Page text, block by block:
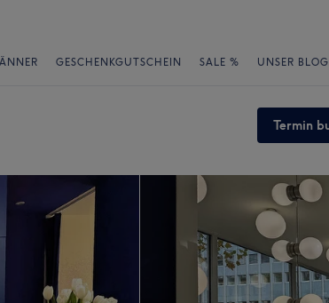
GESCHENKGUTSCHEIN SALE % UNSER BLOG
Termin